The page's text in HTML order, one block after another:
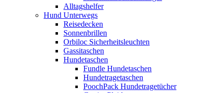
Alltagshelfer
Hund Unterwegs
Reisedecken
Sonnenbrillen
Orbiloc Sicherheitsleuchten
Gassitaschen
Hundetaschen
Fundle Hundetaschen
Hundetragetaschen
PoochPack Hundetragetücher